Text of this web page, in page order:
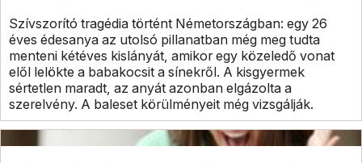
Szívszorító tragédia történt Németországban: egy 26
éves édesanya az utolsó pillanatban még meg tudta
menteni kétéves kislányát, amikor egy közeledő vonat
elől lelökte a babakocsit a sínekről. A kisgyermek
sértetlen maradt, az anyát azonban elgázolta a
szerelvény. A baleset körülményeit még vizsgálják.